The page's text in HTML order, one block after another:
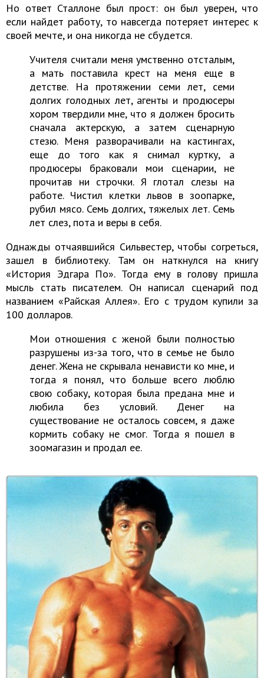
Но ответ Сталлоне был прост: он был уверен, что
если найдет работу, то навсегда потеряет интерес к
своей мечте, и она никогда не сбудется.
Учителя считали меня умственно отсталым,
а мать поставила крест на меня еще в
детстве. На протяжении семи лет, семи
долгих голодных лет, агенты и продюсеры
хором твердили мне, что я должен бросить
сначала актерскую, а затем сценарную
стезю. Меня разворачивали на кастингах,
еще до того как я снимал куртку, а
продюсеры браковали мои сценарии, не
прочитав ни строчки. Я глотал слезы на
работе. Чистил клетки львов в зоопарке,
рубил мясо. Семь долгих, тяжелых лет. Семь
лет слез, пота и веры в себя.
Однажды отчаявшийся Сильвестер, чтобы согреться,
зашел в библиотеку. Там он наткнулся на книгу
«История Эдгара По». Тогда ему в голову пришла
мысль стать писателем. Он написал сценарий под
названием «Райская Аллея». Его с трудом купили за
100 долларов.
Мои отношения с женой были полностью
разрушены из-за того, что в семье не было
денег. Жена не скрывала ненависти ко мне, и
тогда я понял, что больше всего люблю
свою собаку, которая была предана мне и
любила без условий. Денег на
существование не осталось совсем, я даже
кормить собаку не смог. Тогда я пошел в
зоомагазин и продал ее.